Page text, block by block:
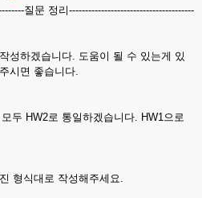
질문 정리---------------------------------------
성하겠습니다. 도움이 될 수 있는게 있
시면 좋습니다.
두 HW2로 통일하겠습니다. HW1으로
형식대로 작성해주세요.